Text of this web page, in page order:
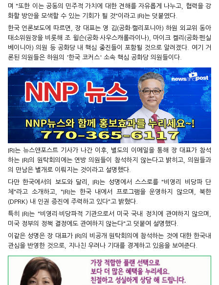
며 "또한 이는 공동의 민주적 가치에 대한 견해를 자유롭게 나누고, 협력을 강
화할 방안을 모색할 수 있는 기회가 될 것"이라고 IRI는 덧붙였다.
한국 언론보도에 따르면, 장 대표는 영 김(공화·캘리포니아) 하원 외교위 동아
태소위원장을 비롯해 조 윌슨(공화·사우스캐롤라이나), 마이크 켈리(공화·펜실
베이니아) 의원 등 공화당 내 핵심 중진들이 포함될 것으로 알려졌다. 여기 거
론된 의원들은 하원의 '한국 코커스' 소속 핵심 공화당 의원들이다.
IRI는 뉴스앤포스트 기사가 나간 이후, 별도의 이메일을 통해 장 대표가 참석
하는 IRI의 원탁회의에는 연방 의원들이 참석하지 않는다고 밝히고, 의원들과
의 만남은 별개로 이뤄지는 것이라고 설명했다.
다만 한국에서의 보도와 달리, IRI는 성명에서 스스로를 "비영리 비당파 단
체"라고 소개하고, "IRI는 한국 내에서 프로그램을 운영하지 않으며, 북한
(DPRK) 내 인권 증진에 주력하고 있다"고 밝혔다.
특히 IRI는 "비영리·비당파적 기관으로서 미국 국내 정치에 관여하지 않으며,
미국 정부의 정책 결정에도 관여하지 않는다"고 덧붙여 설명했다.
이같은 성명은 장 대표가 IRI의 비공개 원탁회의에 참석하는 것에 대한 한국내
관심을 반영한 것으로, 지나친 우려나 기대를 경계하고 있음을 보여준다.